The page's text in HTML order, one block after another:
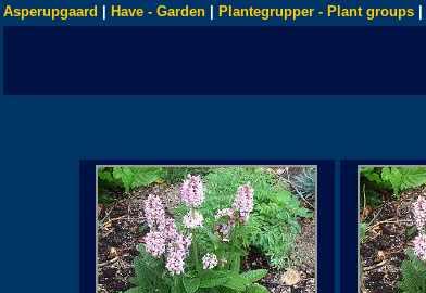
Asperupgaard Have - Garden Plantegrupper - Plant groups